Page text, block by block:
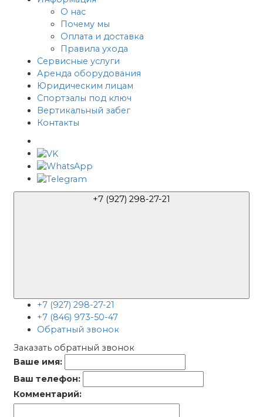
О нас
Почему мы
Оплата и доставка
Правила ухода
Сервисные услуги
Аренда оборудования
Юридическим лицам
Спортзалы под ключ
Вертикальный забег
Контакты
+7 (927) 298-27-21
+7 (846) 973-50-47
Обратный звонок
Заказать обратный звонок
Ваше имя:
Ваш телефон:
Комментарий: